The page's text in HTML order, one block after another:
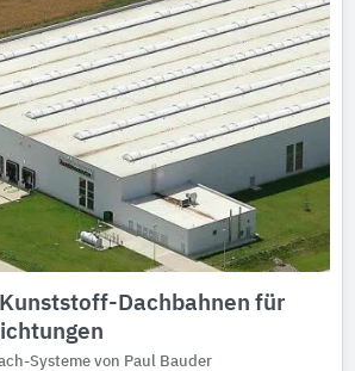
Dachbahnen für
Systeme von Paul Bauder